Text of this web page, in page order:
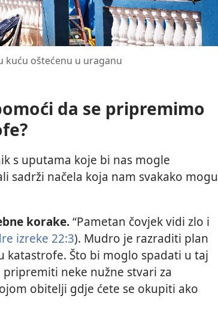
kuću oštećenu u uraganu
da se pripremimo
s uputama koje bi nas mogle
sadrži načela koja nam svakako mogu
korake.“Pametan čovjek vidi zlo i
izreke 22:3). Mudro je razraditi plan
katastrofe. Što bi moglo spadati u taj
neke nužne stvari za
obitelji gdje ćete se okupiti ako